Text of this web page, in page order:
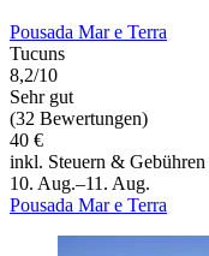
Pousada Mar e Terra
Tucuns
8,2/10
Sehr gut
(32 Bewertungen)
40 €
inkl. Steuern & Gebühren
10. Aug.–11. Aug.
Pousada Mar e Terra